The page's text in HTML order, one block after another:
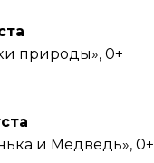
природы», 0+
и Медведь», 0+